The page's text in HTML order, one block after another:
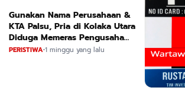
Gunakan Nama Perusahaan &
KTA Palsu, Pria di Kolaka Utara
Diduga Memeras Pengusaha
Tambang dan Minyak
PERISTIWA•1 minggu yang lalu